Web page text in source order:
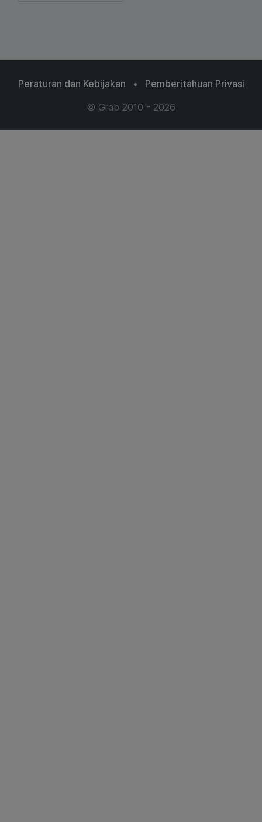
Peraturan dan Kebijakan •
Pemberitahuan Privasi
© Grab 2010 - 2026